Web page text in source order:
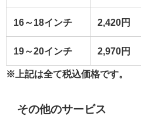
16～18インチ 2,420円
19～20インチ 2,970円
※上記は全て税込価格です。
その他のサービス